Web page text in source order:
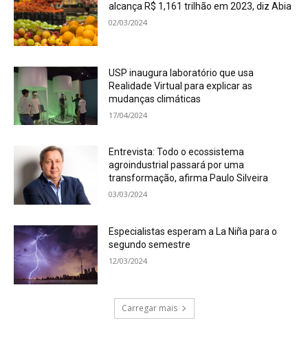
alcança R$ 1,161 trilhão em 2023, diz Abia
02/03/2024
USP inaugura laboratório que usa
Realidade Virtual para explicar as
mudanças climáticas
17/04/2024
Entrevista: Todo o ecossistema
agroindustrial passará por uma
transformação, afirma Paulo Silveira
03/03/2024
Especialistas esperam a La Niña para o
segundo semestre
12/03/2024
Carregar mais